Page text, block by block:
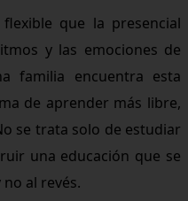
que la presencial
y las emociones de
familia encuentra esta
de aprender más libre,
se trata solo de estudiar
una educación que se
al revés.